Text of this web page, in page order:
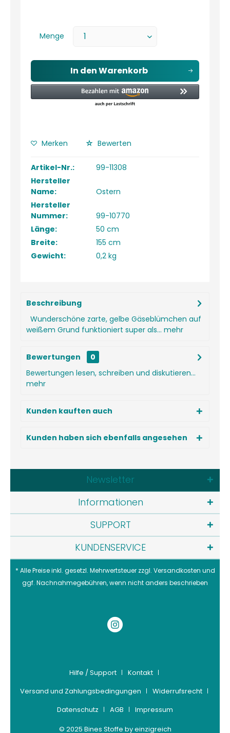
Menge
In denWarenkorb
Merken Bewerten
Artikel-Nr.:
99-11308
Hersteller
Name:
Ostern
Hersteller
Nummer:
99-10770
Länge:
50 cm
Breite:
155 cm
Gewicht:
0,2 kg
Beschreibung
Wunderschöne zarte, gelbe Gäseblümchen auf
weißem Grund funktioniert super als... mehr
Bewertungen
0
Bewertungen lesen, schreiben und diskutieren...
mehr
Kunden kauften auch
Kunden haben sich ebenfalls angesehen
KUNDENSERVICE
SUPPORT
Informationen
Newsletter
* Alle Preise inkl. gesetzl. Mehrwertsteuer zzgl. Versandkosten und
ggf. Nachnahmegebühren, wenn nicht anders beschrieben
Hilfe / Support
Kontakt
Versand und Zahlungsbedingungen
Widerrufsrecht
Datenschutz
AGB
Impressum
© 2025 Bines Stoffe by einzigreich